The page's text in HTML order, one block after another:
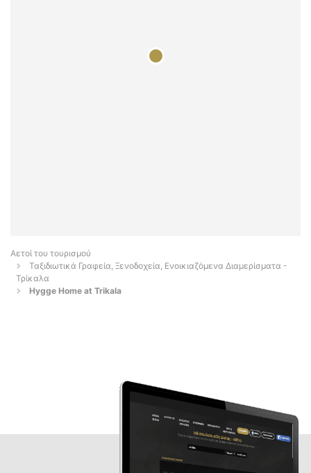
Αετοί του τουρισμού
Ταξιδιωτικά Γραφεία, Ξενοδοχεία, Ενοικιαζόμενα Διαμερίσματα -
Τρίκαλα
Hygge Home at Trikala